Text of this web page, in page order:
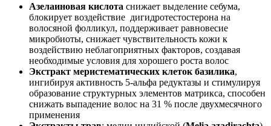
Азелаиновая кислота снижает выделение себума,
блокирует воздействие дигидротестостерона на
волосяной фолликул, поддерживает равновесие
микробиоты, снижает чувствительность кожи к
воздействию неблагоприятных факторов, создавая
необходимые условия для хорошего роста волос
Экстракт меристематических клеток базилика,
ингибируя активность 5-альфа редуктазы и стимулируя
образование структурных элементов матрикса, способен
снижать выпадение волос на 31 % после двухмесячного
применения